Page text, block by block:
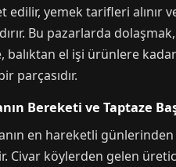
edilir, yemek tarifleri alınır
Bu pazarlarda
el işi ürünlere
parçasıdır.
Bereketi ve Taptaze
en hareketli günlerinden
Civar köylerden gelen